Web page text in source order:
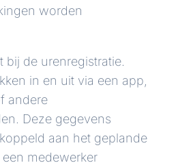
worden
bij de urenregistratie.
in en uit via een app,
andere
Deze gegevens
aan het geplande
medewerker